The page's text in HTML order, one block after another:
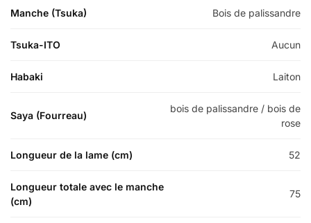
Manche (Tsuka) Bois de palissandre
Tsuka-ITO Aucun
Habaki Laiton
Saya (Fourreau)
bois de palissandre / bois de
rose
Longueur de la lame (cm) 52
Longueur totale avec le manche
(cm)
75